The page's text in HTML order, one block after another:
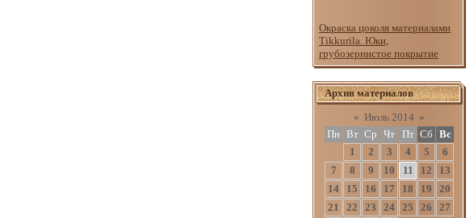
Окраска цоколя материалами
Tikkurila. Юки,
грубозернистое покрытие
Архив материалов
« Июль 2014 »
Пн Вт Ср Чт Пт Сб Вс
1
2 3 4 5
6
7
8 9 10 11 12
13
14
15 16 17 18 19
20
21
22 23 24 25 26
27